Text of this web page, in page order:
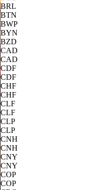
BRL
BTN
BWP
BYN
BZD
CAD
CAD
CDF
CDF
CHF
CHF
CLF
CLF
CLP
CLP
CNH
CNH
CNY
CNY
COP
COP